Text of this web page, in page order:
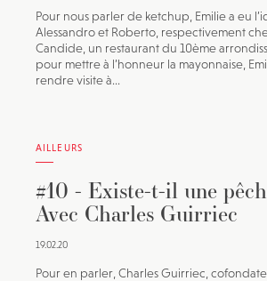
Pour nous parler de ketchup, Emilie a eu
Alessandro et Roberto, respectivement
Candide, un restaurant du 10ème
pour mettre à l’honneur la mayonnaise,
rendre visite à...
AILLEURS
#10 - Existe-t-il une
Avec Charles Guirriec
19.02.20
Pour en parler, Charles Guirriec,